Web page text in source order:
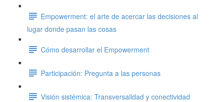
Empowerment: el arte de acercar las decisiones al
lugar donde pasan las cosas
Cómo desarrollar el Empowerment
Participación: Pregunta a las personas
Visión sistémica: Transversalidad y conectividad